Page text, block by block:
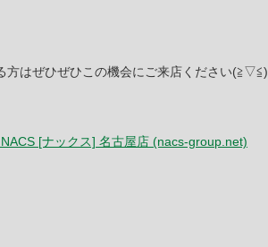
方はぜひぜひこの機会にご来店ください(≧▽≦)
[ナックス] 名古屋店 (nacs-group.net)